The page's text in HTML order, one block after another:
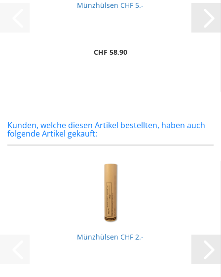
Münzhülsen CHF 5.-
CHF 58,90
Kunden, welche diesen Artikel bestellten, haben auch
folgende Artikel gekauft:
Münzhülsen CHF 2.-